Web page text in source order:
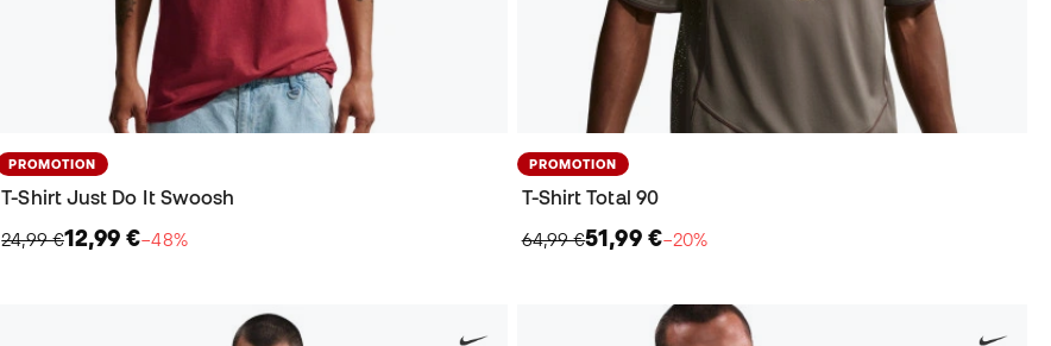
PROMOTION
T-Shirt Just Do It Swoosh
24,99 €12,99 €−48%
PROMOTION
T-Shirt Total 90
64,99 €51,99 €−20%